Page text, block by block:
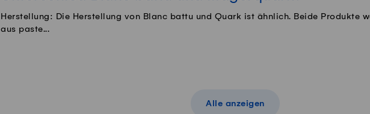
Herstellung: Die Herstellung von Blanc battu und Quark ist ähnlich. Beide Produkte
aus paste...
Alle anzeigen